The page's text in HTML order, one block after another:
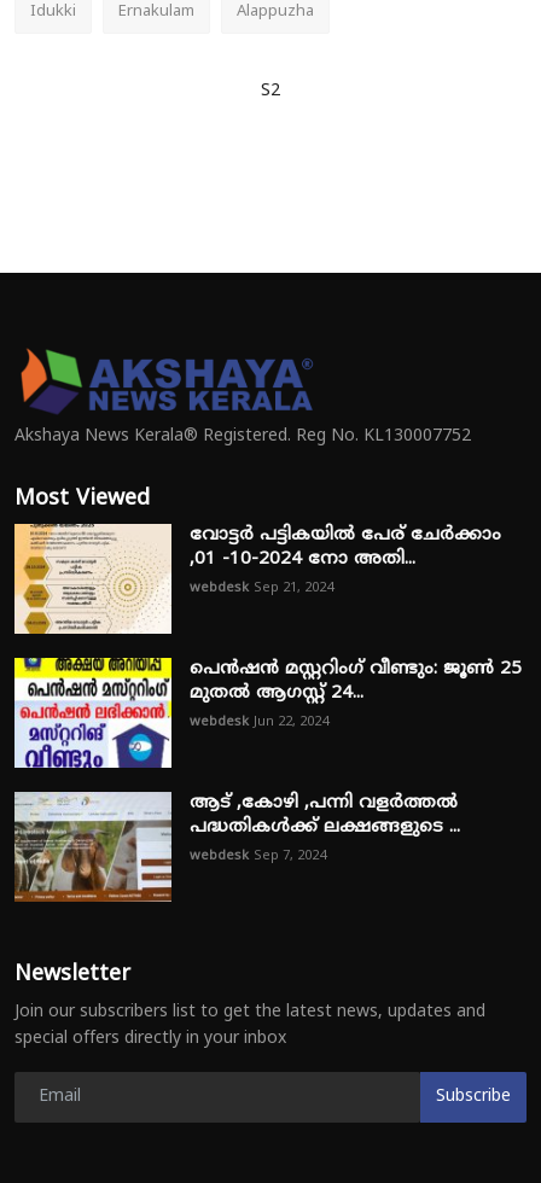
Idukki Ernakulam Alappuzha
S2
Akshaya News Kerala® Registered. Reg No. KL130007752
Most Viewed
വോട്ടർ പട്ടികയിൽ പേര് ചേർക്കാം
,01 -10-2024 നോ അതി...
webdesk Sep 21, 2024
പെൻഷൻ മസ്റ്ററിംഗ് വീണ്ടും: ജൂൺ 25
മുതൽ ആഗസ്റ്റ് 24...
webdesk Jun 22, 2024
ആട് ,കോഴി ,പന്നി വളർത്തൽ
പദ്ധതികൾക്ക് ലക്ഷങ്ങളുടെ ...
webdesk Sep 7, 2024
Newsletter
Join our subscribers list to get the latest news, updates and
special offers directly in your inbox
Subscribe